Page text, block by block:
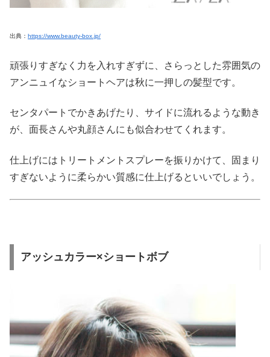
出典： https://www.beauty-box.jp/
頑張りすぎなく力を入れすぎずに、さらっとした雰囲気の
アンニュイなショートヘアは秋に一押しの髪型です。
センタパートでかきあげたり、サイドに流れるような動き
が、面長さんや丸顔さんにも似合わせてくれます。
仕上げにはトリートメントスプレーを振りかけて、固まり
すぎないように柔らかい質感に仕上げるといいでしょう。
アッシュカラー×ショートボブ